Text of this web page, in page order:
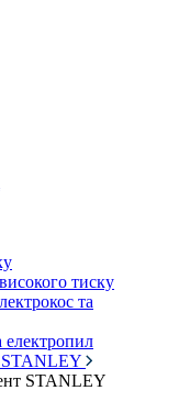
тиску
та
електропил
STANLEY
STANLEY